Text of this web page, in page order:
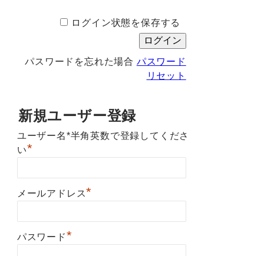
ログイン状態を保存する
パスワードを忘れた場合 パスワード
リセット
新規ユーザー登録
ユーザー名*半角英数で登録してくださ
い*
メールアドレス*
パスワード*